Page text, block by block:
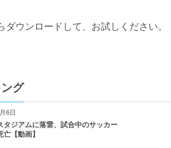
ダウンロードして、お試しください。
グ
6日
タジアムに落雷、試合中のサッカー
【動画】